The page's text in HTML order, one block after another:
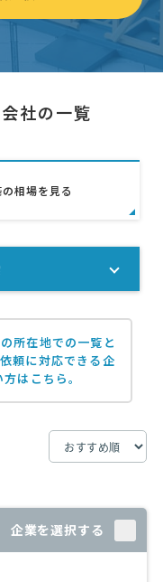
社の一覧
所在地での一覧と
頼に対応できる企
はこちら。
企業を選択する
相場を見る